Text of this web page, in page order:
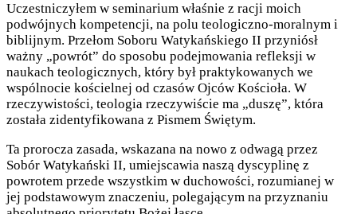
Uczestniczyłem w seminarium właśnie z racji moich
podwójnych kompetencji, na polu teologiczno-moralnym i
biblijnym. Przełom Soboru Watykańskiego II przyniósł
ważny „powrót” do sposobu podejmowania refleksji w
naukach teologicznych, który był praktykowanych we
wspólnocie kościelnej od czasów Ojców Kościoła. W
rzeczywistości, teologia rzeczywiście ma „duszę”, która
została zidentyfikowana z Pismem Świętym.
Ta prorocza zasada, wskazana na nowo z odwagą przez
Sobór Watykański II, umiejscawia naszą dyscyplinę z
powrotem przede wszystkim w duchowości, rozumianej w
jej podstawowym znaczeniu, polegającym na przyznaniu